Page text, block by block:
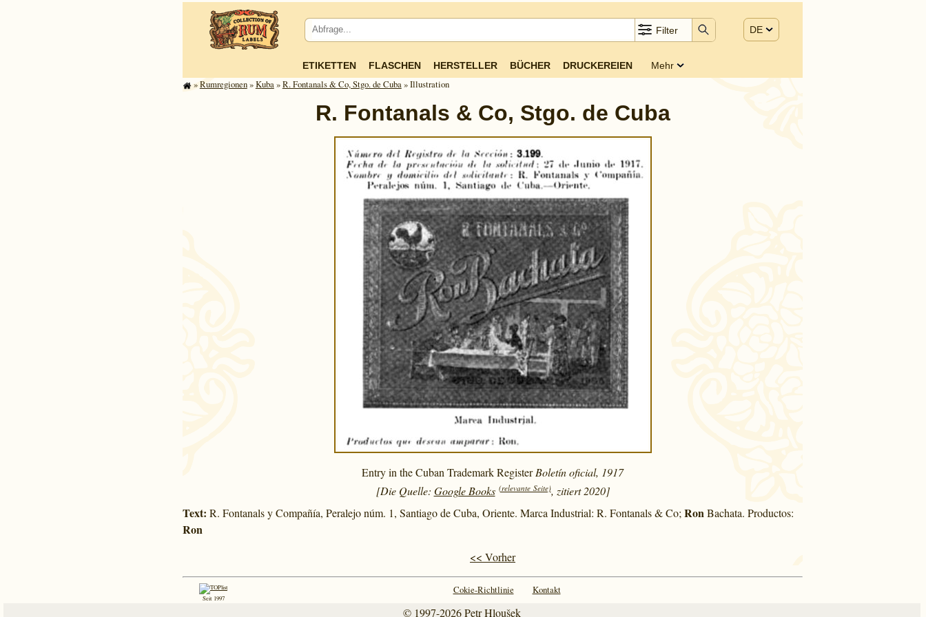
Filter DE
ETIKETTEN FLASCHEN HERSTELLER BÜCHER DRUCKEREIEN Mehr
»Rum­re­gi­o­nen»Kuba»R. Fontanals & Co, Stgo. de Cuba» Illustration
R. Fontanals & Co, Stgo. de Cuba
Entry in the Cuban Trademark RegisterBoletín oficial, 1917
[Die Quelle: Google Books (relevante Seite), zitiert 2020]
Text: R. Fontanals y Compañía, Peralejo núm. 1, Santiago de Cuba, Oriente. Marca Industrial: R. Fontanals & Co; RonBachata. Productos:
Ron
<< Vorher
Seit 1997
Cokie-Richtlinie Kontakt
© 1997-2026Petr Hloušek